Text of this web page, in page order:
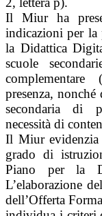
Il Miur ha
indicazioni per la
la Didattica
scuole
presenza,
secondaria di
necessità di
Il Miur evidenzia
grado di
Piano per la
L’elaborazione
dell’Offerta